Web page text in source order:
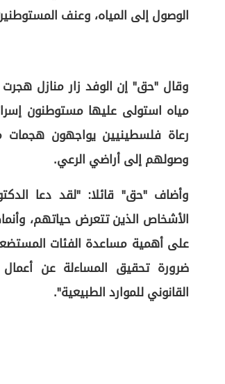
الوصول إلى المياه، وعنف
وقال "حق" إن الوفد زار منازل
مياه استولى عليها مستوطنون
رعاة فلسطينيين يواجهون هجمات
وصولهم إلى أراضي الرعي.
وأضاف "حق" قائلا: "لقد دعا
الأشخاص الذين تتعرض حياتهم،
على أهمية مساعدة الفئات
ضرورة تحقيق المساءلة عن أعمال
القانوني للموارد الطبيعية".